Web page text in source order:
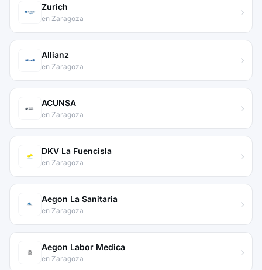
Zurich
en Zaragoza
Allianz
en Zaragoza
ACUNSA
en Zaragoza
DKV La Fuencisla
en Zaragoza
Aegon La Sanitaria
en Zaragoza
Aegon Labor Medica
en Zaragoza